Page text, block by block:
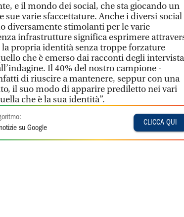
e il mondo dei social, che sta giocando un
varie sfaccettature. Anche i diversi social
diversamente stimolanti per le varie
infrastrutture significa esprimere
la propria identità senza troppe forzature
che è emerso dai racconti degli
Il 40% del nostro campione -
di riuscire a mantenere, seppur con una
il suo modo di apparire prediletto nei vari
che è la sua identità”.
su Google
CLICCA QUI